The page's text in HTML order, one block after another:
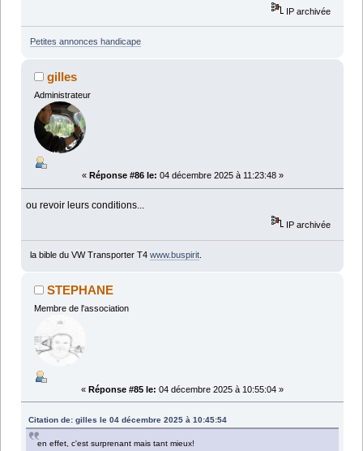
IP archivée
Petites annonces handicape
gilles
Administrateur
« Réponse #86 le: 04 décembre 2025 à 11:23:48 »
ou revoir leurs conditions...
IP archivée
la bible du VW Transporter T4 www.buspirit.
STEPHANE
Membre de l'association
« Réponse #85 le: 04 décembre 2025 à 10:55:04 »
Citation de: gilles le 04 décembre 2025 à 10:45:54
en effet, c'est surprenant mais tant mieux!